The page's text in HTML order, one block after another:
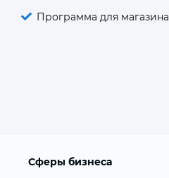
Программа для магазина
Сферы бизнеса